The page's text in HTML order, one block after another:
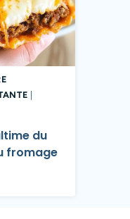
du
fromage